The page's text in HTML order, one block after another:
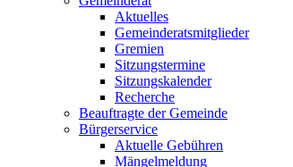
Aktuelles
Gemeinderatsmitglieder
Gremien
Sitzungstermine
Sitzungskalender
Recherche
Beauftragte der Gemeinde
Bürgerservice
Aktuelle Gebühren
Mängelmeldung